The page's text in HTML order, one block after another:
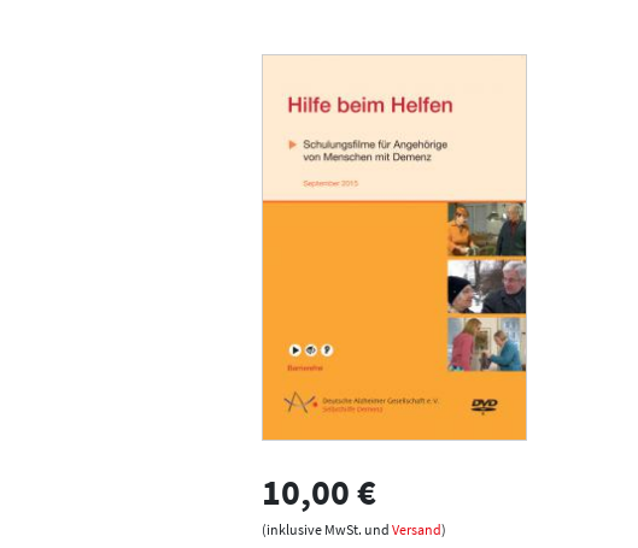
10,00 €
(inklusive MwSt. und Versand)